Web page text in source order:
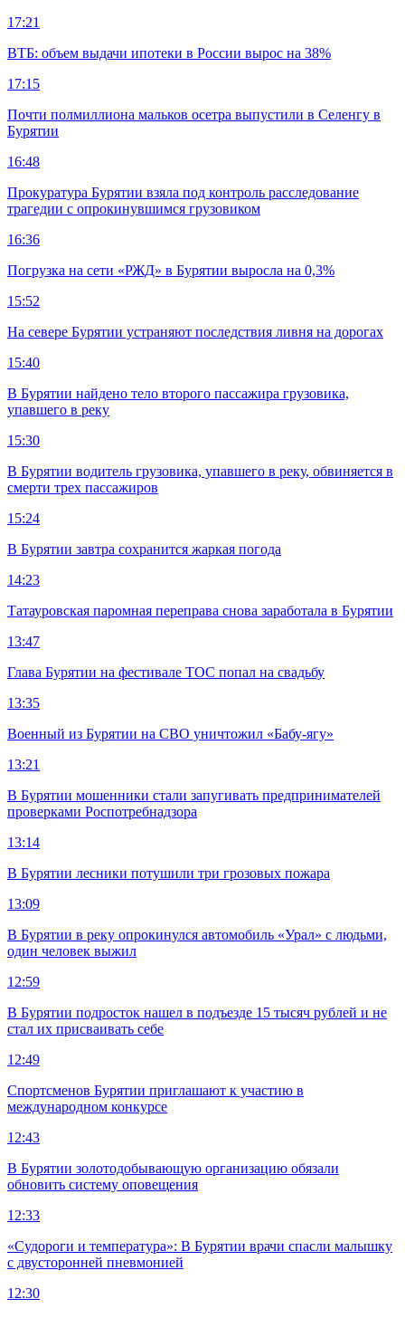
17:21
ВТБ: объем выдачи ипотеки в России вырос на 38%
17:15
Почти полмиллиона мальков осетра выпустили в Селенгу в
Бурятии
16:48
Прокуратура Бурятии взяла под контроль расследование
трагедии с опрокинувшимся грузовиком
16:36
Погрузка на сети «РЖД» в Бурятии выросла на 0,3%
15:52
На севере Бурятии устраняют последствия ливня на дорогах
15:40
В Бурятии найдено тело второго пассажира грузовика,
упавшего в реку
15:30
В Бурятии водитель грузовика, упавшего в реку, обвиняется в
смерти трех пассажиров
15:24
В Бурятии завтра сохранится жаркая погода
14:23
Татауровская паромная переправа снова заработала в Бурятии
13:47
Глава Бурятии на фестивале ТОС попал на свадьбу
13:35
Военный из Бурятии на СВО уничтожил «Бабу-ягу»
13:21
В Бурятии мошенники стали запугивать предпринимателей
проверками Роспотребнадзора
13:14
В Бурятии лесники потушили три грозовых пожара
13:09
В Бурятии в реку опрокинулся автомобиль «Урал» с людьми,
один человек выжил
12:59
В Бурятии подросток нашел в подъезде 15 тысяч рублей и не
стал их присваивать себе
12:49
Спортсменов Бурятии приглашают к участию в
международном конкурсе
12:43
В Бурятии золотодобывающую организацию обязали
обновить систему оповещения
12:33
«Судороги и температура»: В Бурятии врачи спасли малышку
с двусторонней пневмонией
12:30